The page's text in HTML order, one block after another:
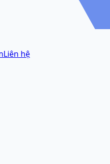
Liên hệ